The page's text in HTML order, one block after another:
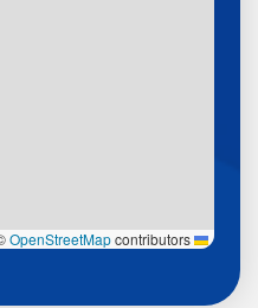
OpenStreetMapcontributors